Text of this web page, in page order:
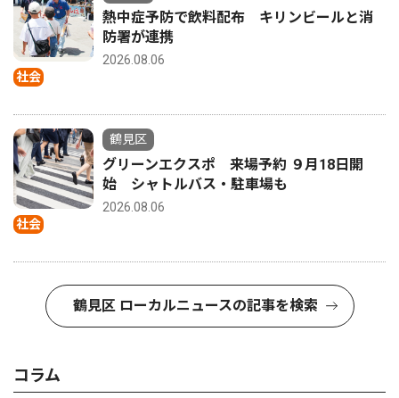
社会
熱中症予防で飲料配布 キリンビールと消
防署が連携
2026.08.06
社会
鶴見区
グリーンエクスポ 来場予約 ９月18日開
始 シャトルバス・駐車場も
2026.08.06
鶴見区 ローカルニュースの記事を検索
コラム